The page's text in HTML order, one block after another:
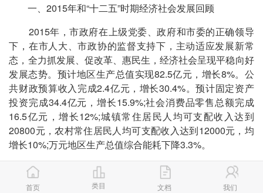
一、2015年和“十二五”时期经济社会发展回顾
2015年，市政府在上级党委、政府和市委的正确领导
下，在市人大、市政协的监督支持下，主动适应发展新常
态，全力抓发展、促改革、惠民生，经济社会呈现平稳向好
发展态势。预计地区生产总值实现82.5亿元，增长8%。公
共财政预算收入完成2.4亿元，增长30.4%。预计固定资产
投资完成34.4亿元，增长15.9%;社会消费品零售总额完成
16.5亿元，增长12%;城镇常住居民人均可支配收入达到
20800元，农村常住居民人均可支配收入达到12000元，均
增长10%;万元地区生产总值综合能耗下降3.3%。
(一)抓项目、育产业，经济发展活力有效增强。招商引
资和项目建设取得显著成效。全年引进超千万元项目32
首页 类目 文档 我们